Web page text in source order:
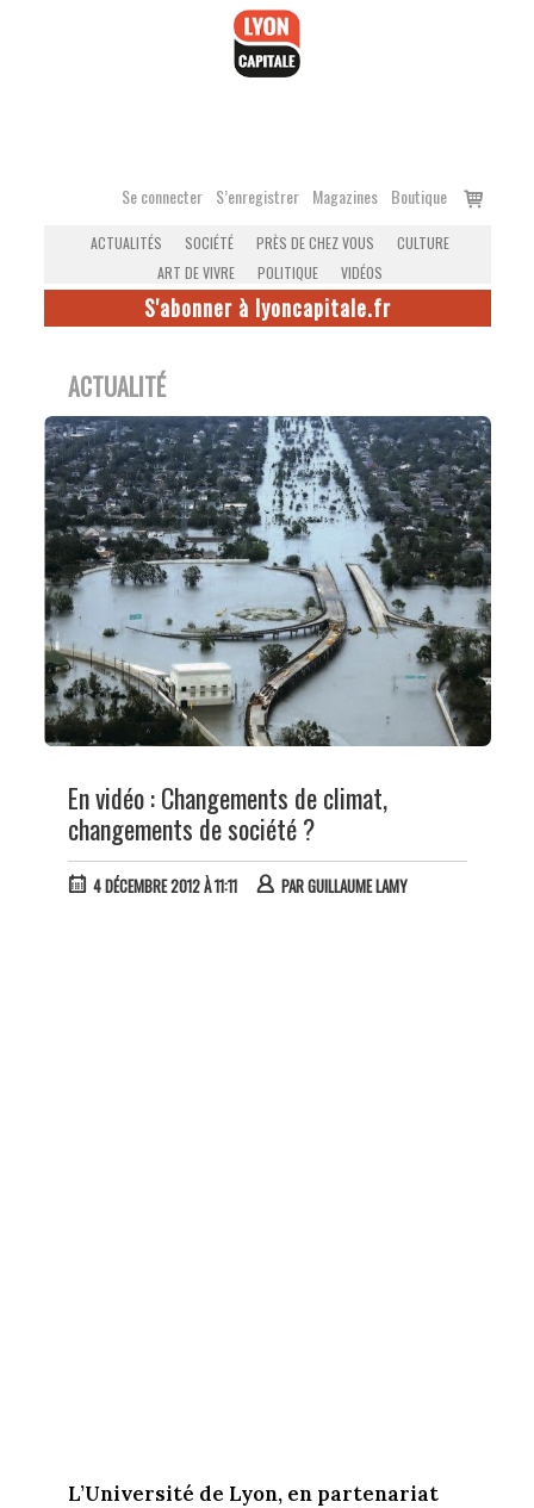
Se connecter S’enregistrer Magazines Boutique
Voir
ACTUALITÉS SOCIÉTÉ PRÈS DE CHEZ VOUS
CULTURE
ART DE VIVRE
POLITIQUE VIDÉOS
S'abonner à lyoncapitale.fr
ACTUALITÉ
En vidéo : Changements de climat,
changements de société ?
4 DÉCEMBRE 2012 À 11:11 PARGUILLAUME LAMY
L’Université de Lyon, en partenariat